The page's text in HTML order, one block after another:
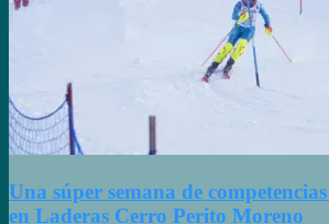
Una súper semana de
en Laderas Cerro Perito Moreno